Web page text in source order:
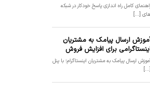
کامل راه اندازی پاسخ خودکار در شبکه
[...]
ارسال پیامک به مشتریان
برای افزایش فروش
ارسال پیامک به مشتریان اینستاگرام؛ با پنل
[...]